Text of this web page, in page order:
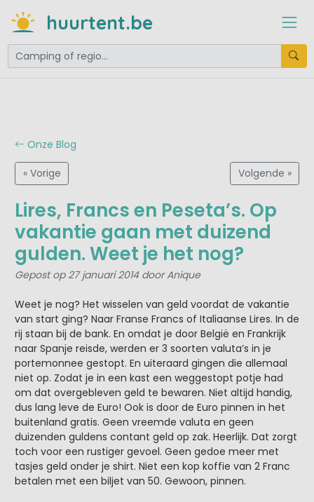
huurtent.be
Onze Blog
« Vorige Volgende »
Lires, Francs en Peseta’s. Op
vakantie gaan met duizend
gulden. Weet je het nog?
Gepost op 27 januari 2014 door Anique
Weet je nog? Het wisselen van geld voordat de vakantie
van start ging? Naar Franse Francs of Italiaanse Lires. In de
rij staan bij de bank. En omdat je door België en Frankrijk
naar Spanje reisde, werden er 3 soorten valuta’s in je
portemonnee gestopt. En uiteraard gingen die allemaal
niet op. Zodat je in een kast een weggestopt potje had
om dat overgebleven geld te bewaren. Niet altijd handig,
dus lang leve de Euro! Ook is door de Euro pinnen in het
buitenland gratis. Geen vreemde valuta en geen
duizenden guldens contant geld op zak. Heerlijk. Dat zorgt
toch voor een rustiger gevoel. Geen gedoe meer met
tasjes geld onder je shirt. Niet een kop koffie van 2 Franc
betalen met een biljet van 50. Gewoon, pinnen.